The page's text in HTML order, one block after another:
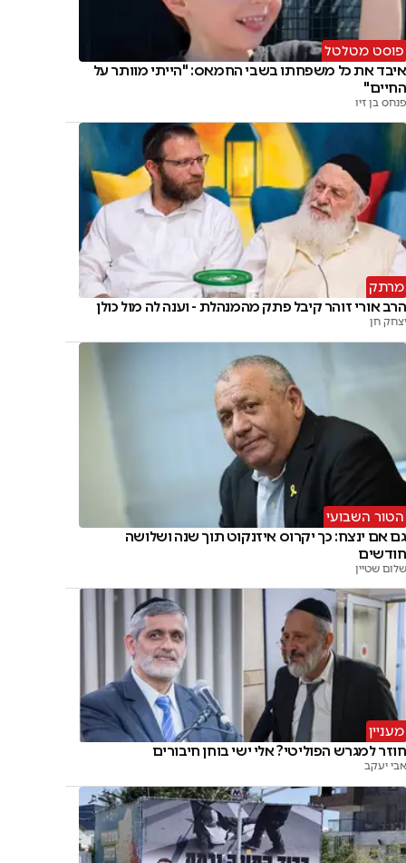
פוסט מטלטל
איבד את כל משפחתו בשבי החמאס: "הייתי מוותר על
החיים"
פנחס בן זיו
מרתק
הרב אורי זוהר קיבל פתק מהמנהלת - וענה לה מול כולן
יצחק חן
הטור השבועי
גם אם ינצח: כך יקרוס איזנקוט תוך שנה ושלושה
חודשים
שלום שטיין
מעניין
חוזר למגרש הפוליטי? אלי ישי בוחן חיבורים
אבי יעקב